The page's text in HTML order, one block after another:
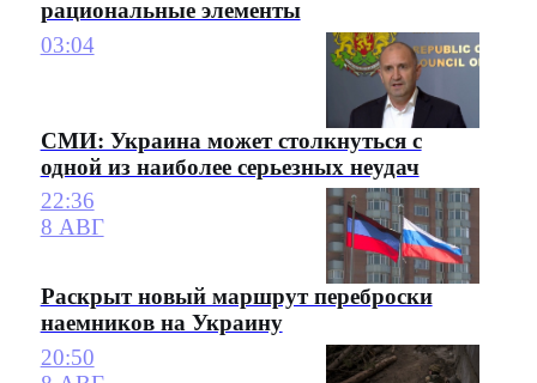
рациональные элементы
03:04
СМИ: Украина может столкнуться с
одной из наиболее серьезных неудач
22:36
8 АВГ
Раскрыт новый маршрут переброски
наемников на Украину
20:50